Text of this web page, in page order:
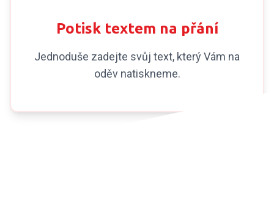
Potisk textem na přání
Jednoduše zadejte svůj text, který Vám na
oděv natiskneme.